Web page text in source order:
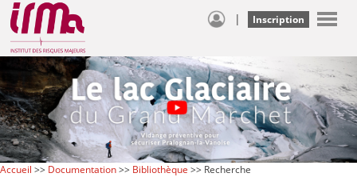
| Inscription
Accueil >> Documentation>> Bibliothèque >> Recherche